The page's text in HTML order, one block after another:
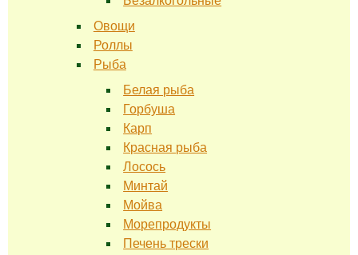
Овощи
Роллы
Рыба
Белая рыба
Горбуша
Карп
Красная рыба
Лосось
Минтай
Мойва
Морепродукты
Печень трески